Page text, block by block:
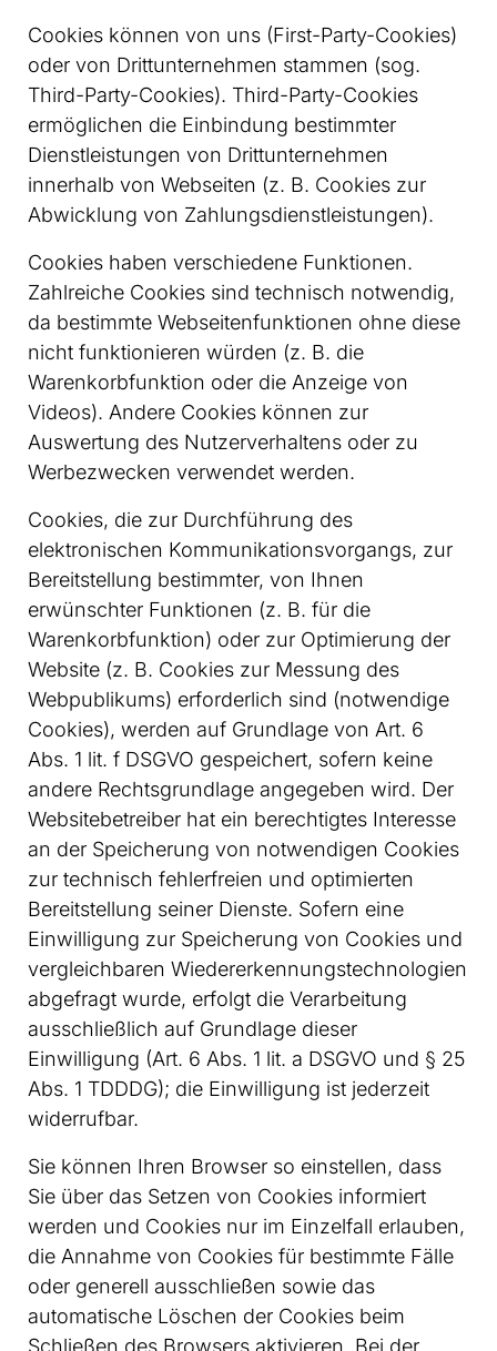
Cookies können von uns (First-Party-Cookies)
oder von Drittunternehmen stammen (sog.
Third-Party-Cookies). Third-Party-Cookies
ermöglichen die Einbindung bestimmter
Dienstleistungen von Drittunternehmen
innerhalb von Webseiten (z. B. Cookies zur
Abwicklung von Zahlungsdienstleistungen).
Cookies haben verschiedene Funktionen.
Zahlreiche Cookies sind technisch notwendig,
da bestimmte Webseitenfunktionen ohne diese
nicht funktionieren würden (z. B. die
Warenkorbfunktion oder die Anzeige von
Videos). Andere Cookies können zur
Auswertung des Nutzerverhaltens oder zu
Werbezwecken verwendet werden.
Cookies, die zur Durchführung des
elektronischen Kommunikationsvorgangs, zur
Bereitstellung bestimmter, von Ihnen
erwünschter Funktionen (z. B. für die
Warenkorbfunktion) oder zur Optimierung der
Website (z. B. Cookies zur Messung des
Webpublikums) erforderlich sind (notwendige
Cookies), werden auf Grundlage von Art. 6
Abs. 1 lit. f DSGVO gespeichert, sofern keine
andere Rechtsgrundlage angegeben wird. Der
Websitebetreiber hat ein berechtigtes Interesse
an der Speicherung von notwendigen Cookies
zur technisch fehlerfreien und optimierten
Bereitstellung seiner Dienste. Sofern eine
Einwilligung zur Speicherung von Cookies und
vergleichbaren Wiedererkennungstechnologien
abgefragt wurde, erfolgt die Verarbeitung
ausschließlich auf Grundlage dieser
Einwilligung (Art. 6 Abs. 1 lit. a DSGVO und § 25
Abs. 1 TDDDG); die Einwilligung ist jederzeit
widerrufbar.
Sie können Ihren Browser so einstellen, dass
Sie über das Setzen von Cookies informiert
werden und Cookies nur im Einzelfall erlauben,
die Annahme von Cookies für bestimmte Fälle
oder generell ausschließen sowie das
automatische Löschen der Cookies beim
Schließen des Browsers aktivieren. Bei der